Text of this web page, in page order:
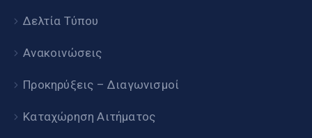
Δελτία Τύπου
Ανακοινώσεις
Προκηρύξεις – Διαγωνισμοί
Καταχώρηση Αιτήματος